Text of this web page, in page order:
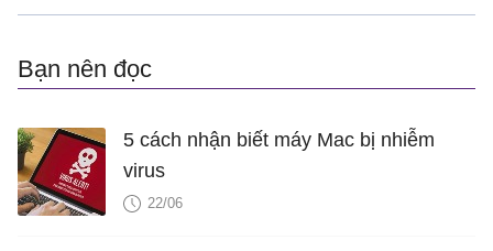
Bạn nên đọc
5 cách nhận biết máy Mac bị nhiễm
virus
22/06